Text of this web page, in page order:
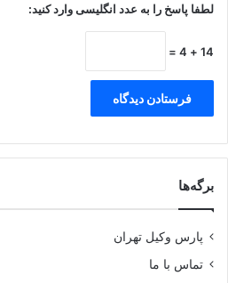
لطفا پاسخ را به عدد انگلیسی وارد کنید:
14 + 4 =
برگه‌ها
پارس وکیل تهران
تماس با ما